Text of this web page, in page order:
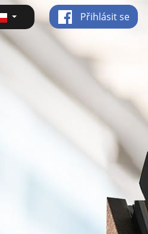
Přihlásit se